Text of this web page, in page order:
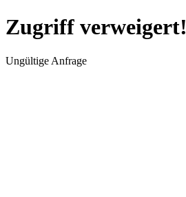
Zugriff verweigert!
Ungültige Anfrage